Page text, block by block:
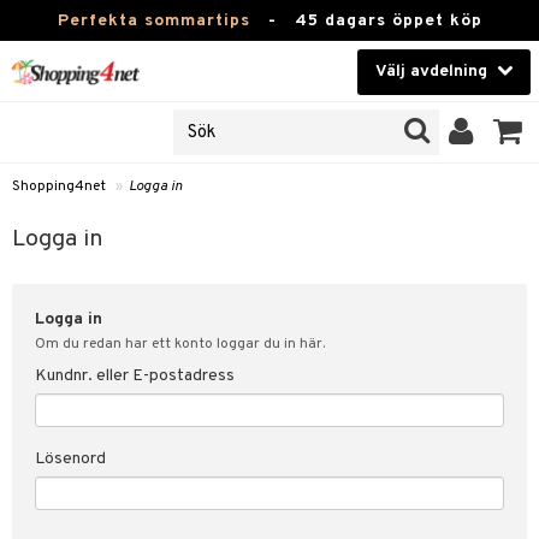
Perfekta sommartips - 45 dagars öppet köp
Välj avdelning
Kontaktlinser
Hälsokost
Fitness
Hem & Inredning
Leksaker, Barn & Baby
Varumärken
Shopping4net » Logga in
Logga in
Logga in
Om du redan har ett konto loggar du in här.
Kundnr. eller E-postadress
Lösenord
svar